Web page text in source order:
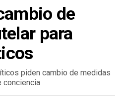
de
para
piden cambio de medidas
conciencia